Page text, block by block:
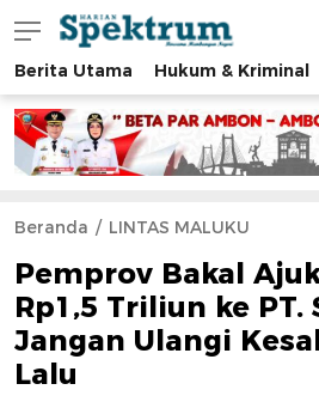
spektrumonline.com
Berita Utama Hukum & Kriminal
Beranda LINTAS MALUKU
Pemprov Bakal
Rp1,5 Triliun ke PT.
Jangan Ulangi
Lalu